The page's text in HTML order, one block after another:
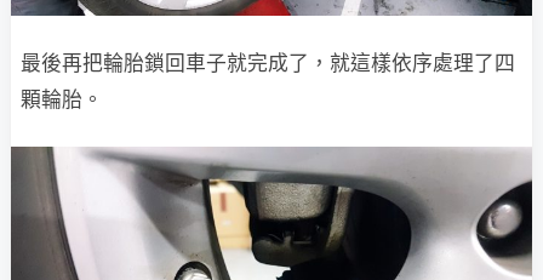
最後再把輪胎鎖回車子就完成了，就這樣依序處理了四
顆輪胎。